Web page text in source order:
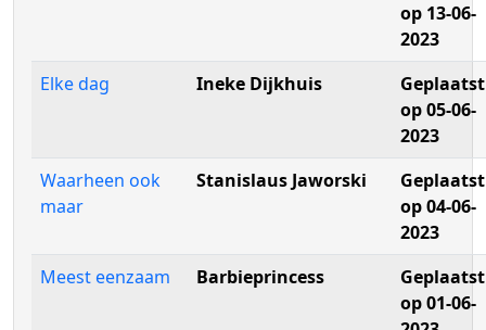
op 13-06-
2023
Elke dag
Ineke Dijkhuis
Geplaatst
op 05-06-
2023
Waarheen ook
maar
Stanislaus Jaworski
Geplaatst
op 04-06-
2023
Meest eenzaam
Barbieprincess
Geplaatst
op 01-06-